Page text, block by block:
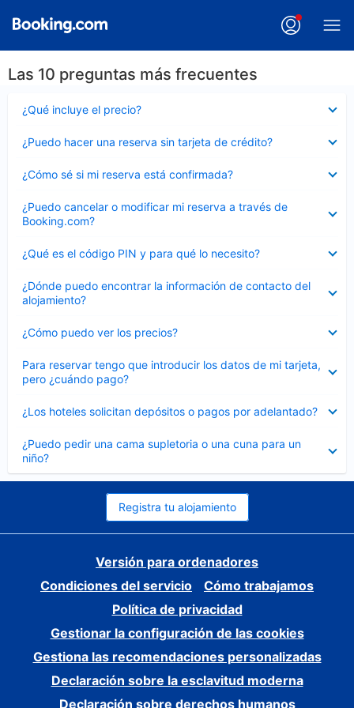
Las 10 preguntas más frecuentes
¿Qué incluye el precio?
cerrado
¿Puedo hacer una reserva sin tarjeta de crédito?
cerrado
¿Cómo sé si mi reserva está confirmada?
cerrado
¿Puedo cancelar o modificar mi reserva a través de
Booking.com?
cerrado
¿Qué es el código PIN y para qué lo necesito?
cerrado
¿Dónde puedo encontrar la información de contacto del
alojamiento?
cerrado
¿Cómo puedo ver los precios?
cerrado
Para reservar tengo que introducir los datos de mi tarjeta,
pero ¿cuándo pago?
cerrado
¿Los hoteles solicitan depósitos o pagos por adelantado?
cerrado
¿Puedo pedir una cama supletoria o una cuna para un
niño?
cerrado
Registra tu alojamiento
Versión para ordenadores
Condiciones del servicio
Cómo trabajamos
Política de privacidad
Gestionar la configuración de las cookies
Gestiona las recomendaciones personalizadas
Declaración sobre la esclavitud moderna
Declaración sobre derechos humanos